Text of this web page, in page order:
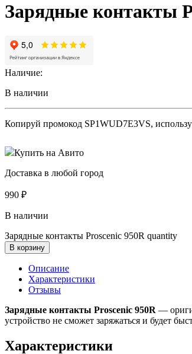
Зарядные контакты
Наличие:
В наличии
Копируй промокод SP1WUD7E3VS,
Купить на Авито
Доставка в любой город
990 ₽
В наличии
Зарядные контакты Proscenic 950R quantity
В корзину
Описание
Характеристики
Отзывы
Зарядные контакты Proscenic 950R —
устройство не сможет заряжаться и будет
Характеристики